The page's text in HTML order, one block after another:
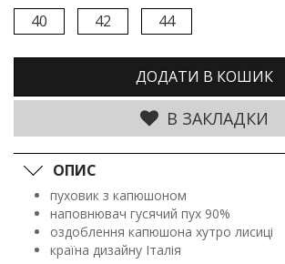
40 42 44
ДОДАТИ В КОШИК
В ЗАКЛАДКИ
ОПИС
пуховик з капюшоном
наповнювач гусячий пух 90%
оздоблення капюшона хутро лисиці
країна дизайну Італія